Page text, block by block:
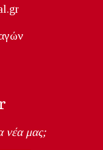
νέα μας;